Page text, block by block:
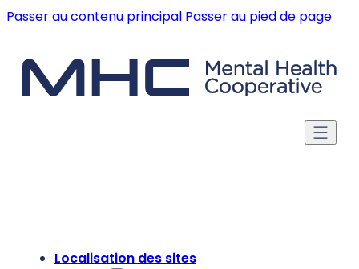
Passer au contenu principal Passer au pied de page
Localisation des sites